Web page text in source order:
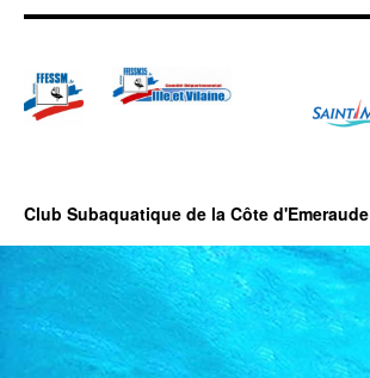
Club Subaquatique de la Côte d'Emeraude